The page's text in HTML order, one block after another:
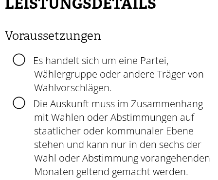
LEISTUNGSDETAILS
Voraussetzungen
Es handelt sich um eine Partei,
Wählergruppe oder andere Träger von
Wahlvorschlägen.
Die Auskunft muss im Zusammenhang
mit Wahlen oder Abstimmungen auf
staatlicher oder kommunaler Ebene
stehen und kann nur in den sechs der
Wahl oder Abstimmung vorangehenden
Monaten geltend gemacht werden.